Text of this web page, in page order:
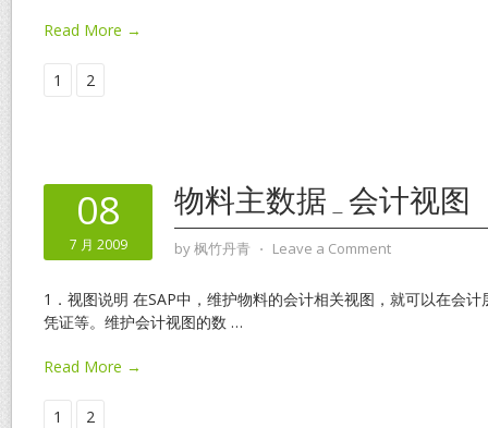
Read More →
1 2
08
7 月 2009
物料主数据_会计视图
by枫竹丹青 ⋅ Leave a Comment
1．视图说明 在SAP中，维护物料的会计相关视图，就可以在会
凭证等。维护会计视图的数 …
Read More →
1 2